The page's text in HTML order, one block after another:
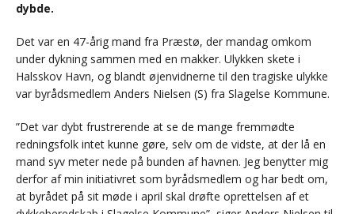
dybde.
Det var en 47-årig mand fra Præstø, der mandag omkom
under dykning sammen med en makker. Ulykken skete i
Halsskov Havn, og blandt øjenvidnerne til den tragiske ulykke
var byrådsmedlem Anders Nielsen (S) fra Slagelse Kommune.
”Det var dybt frustrerende at se de mange fremmødte
redningsfolk intet kunne gøre, selv om de vidste, at der lå en
mand syv meter nede på bunden af havnen. Jeg benytter mig
derfor af min initiativret som byrådsmedlem og har bedt om,
at byrådet på sit møde i april skal drøfte oprettelsen af et